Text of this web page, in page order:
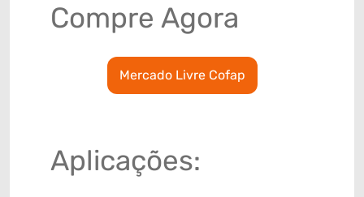
Compre Agora
Mercado Livre Cofap
Aplicações: